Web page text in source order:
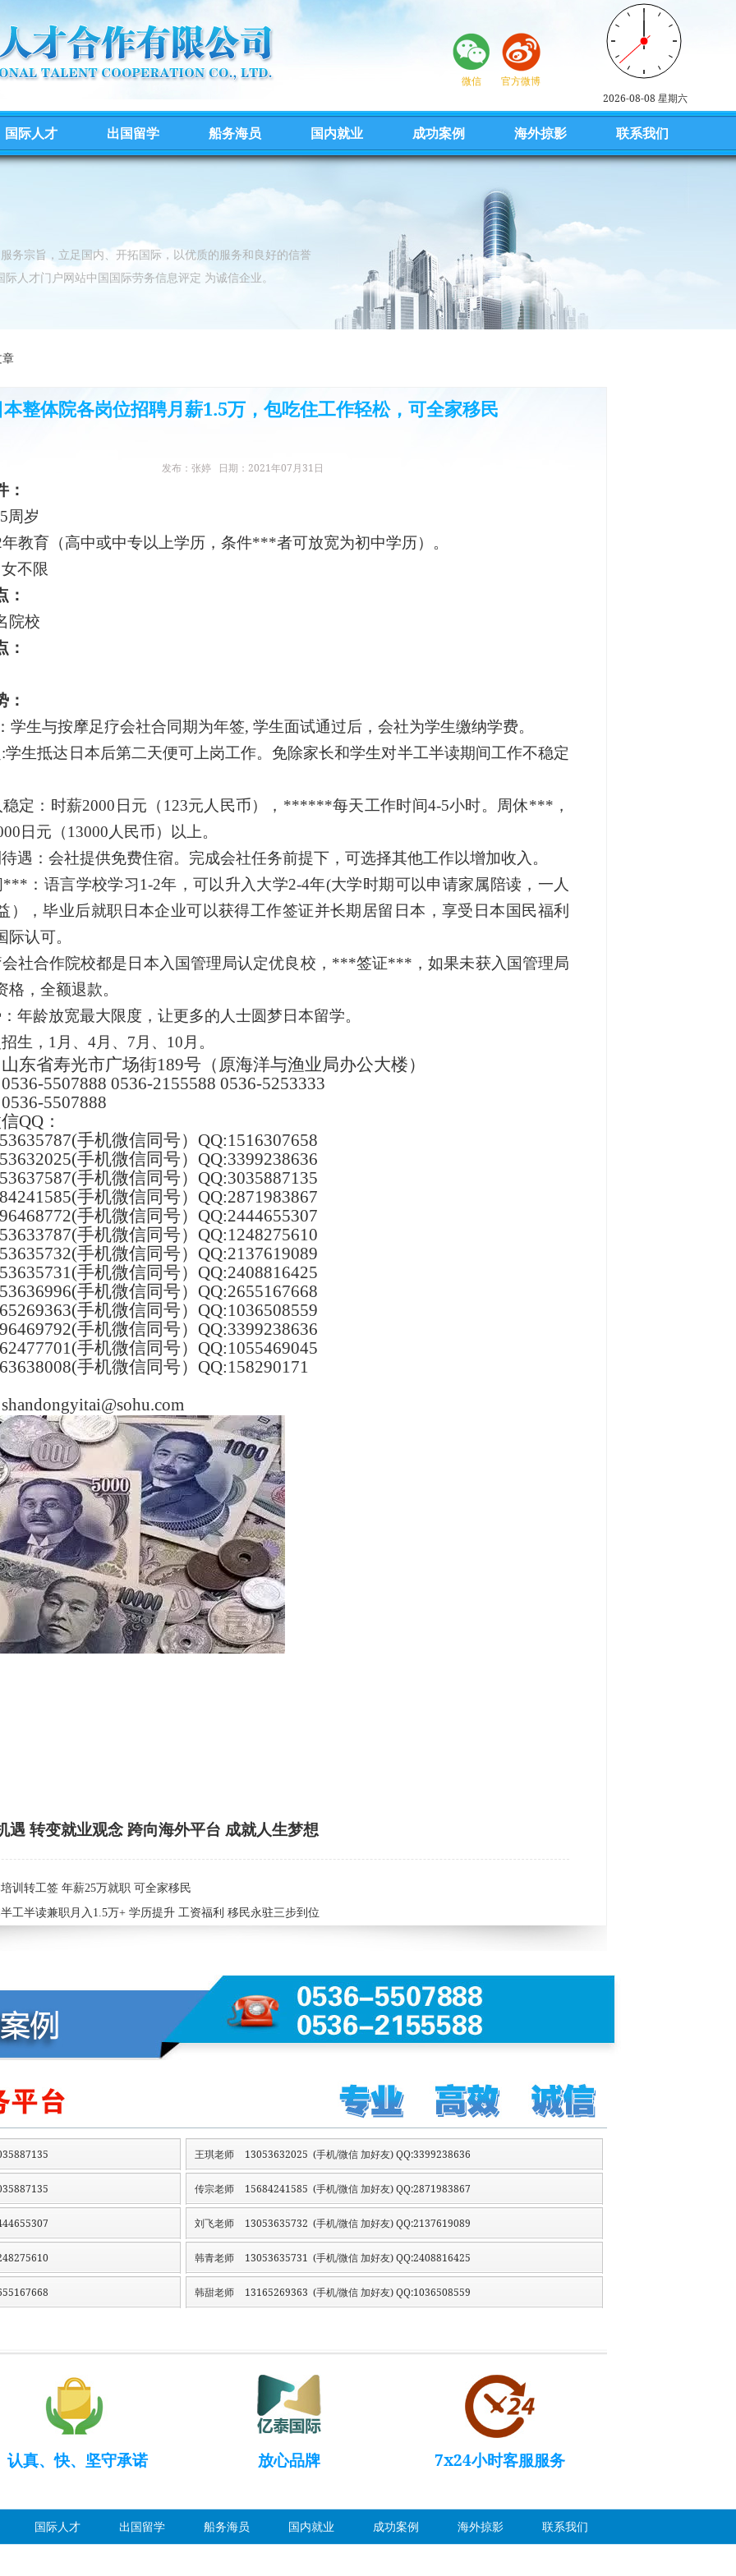
微信
官方微博
2026-08-08 星期六
国际人才 出国留学 船务海员 国内就业 成功案例 海外掠影 联系我们
务宗旨，立足国内、开拓国际，以优质的服务和良好的信誉
人才门户网站中国国际劳务信息评定 为诚信企业。
整体院各岗位招聘月薪1.5万，包吃住工作轻松，可全家移民
发布：张婷 日期：2021年07月31日
：
周岁
教育 （高中或中专以上学历 ，条件***者可放宽为初中学历）。
不限
：
院校
：
：
学生与按摩足疗会社合同期为年签, 学生面试通过后， 会社为学生缴纳学费。
学生抵达日本后第二天便可上岗工作。免除家长和学生对半工半读期间工作不稳定
定： 时薪2000日元（123元人民币），******每天工作时间4-5小时。 周休***，
日元（13000人民币）以上。
遇：会社提供免费住宿。完成会社任务前提下，可选择其他工作以增加收入。
：语言学校学习1-2年，可以升入大学2-4年(大学时期可以申请家属陪读，一人
），毕业后就职日本企业可以获得工作签证并长期居留日本，享受日本国民福利
认可。
社合作院校都是日本入国管理局认定优良校，***签证***，如果未获入国管理局
格，全额退款。
年龄放宽最大限度，让更多的人士圆梦日本留学。
生，1月、4月、7月、10月。
东省寿光市广场街189号（原海洋与渔业局办公大楼）
5507888 0536-2155588 0536-5253333
5507888
QQ：
手机微信同号）QQ:1516307658
(手机微信同号）QQ:3399238636
7587(手机微信同号）QQ:3035887135
(手机微信同号）QQ:2871983867
(手机微信同号）QQ:2444655307
(手机微信同号） QQ:1248275610
5732(手机微信同号） QQ:2137619089
(手机微信同号） QQ:2408816425
(手机微信同号） QQ:2655167668
(手机微信同号） QQ:1036508559
手机微信同号）QQ:3399238636
手机微信同号）QQ:1055469045
手机微信同号）QQ:158290171
shandongyitai@sohu.com
遇 转变就业观念 跨向海外平台 成就人生梦想
训转工签 年薪25万就职 可全家移民
工半读兼职月入1.5万+ 学历提升 工资福利 移民永驻三步到位
王琪老师 13053632025 (手机/微信 加好友) QQ:3399238636
传宗老师 15684241585 (手机/微信 加好友) QQ:2871983867
刘飞老师 13053635732 (手机/微信 加好友) QQ:2137619089
韩青老师 13053635731 (手机/微信 加好友) QQ:2408816425
韩甜老师 13165269363 (手机/微信 加好友) QQ:1036508559
认真、快、坚守承诺 放心品牌 7x24小时客服服务
国际人才 出国留学 船务海员 国内就业 成功案例 海外掠影 联系我们